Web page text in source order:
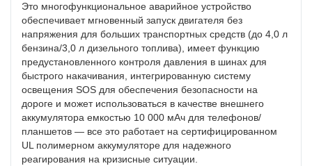
Это многофункциональное аварийное устройство
обеспечивает мгновенный запуск двигателя без
напряжения для больших транспортных средств (до 4,0 л
бензина/3,0 л дизельного топлива), имеет функцию
предустановленного контроля давления в шинах для
быстрого накачивания, интегрированную систему
освещения SOS для обеспечения безопасности на
дороге и может использоваться в качестве внешнего
аккумулятора емкостью 10 000 мАч для телефонов/
планшетов — все это работает на сертифицированном
UL полимерном аккумуляторе для надежного
реагирования на кризисные ситуации.